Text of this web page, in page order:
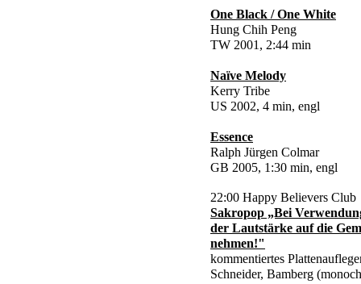
One Black / One White
Hung Chih Peng
TW 2001, 2:44 min
Naïve Melody
Kerry Tribe
US 2002, 4 min, engl
Essence
Ralph Jürgen Colmar
GB 2005, 1:30 min, engl
22:00 Happy Believers Club
Sakropop „Bei
der Lautstärke auf die
nehmen!"
kommentiertes
Schneider, Bamberg